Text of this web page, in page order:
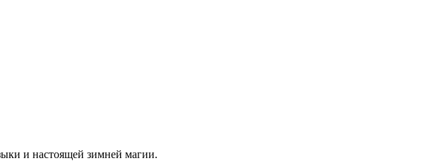
и настоящей зимней магии.